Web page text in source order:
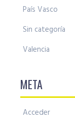
País Vasco
Sin categoría
Valencia
META
Acceder